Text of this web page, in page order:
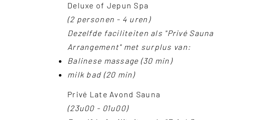
Deluxe of Jepun Spa
(2 personen - 4 uren)
Dezelfde faciliteiten als "Privé Sauna
Arrangement" met surplus van:
Balinese massage (30 min)
milk bad (20 min)
Privé Late Avond Sauna
(23u00 - 01u00)